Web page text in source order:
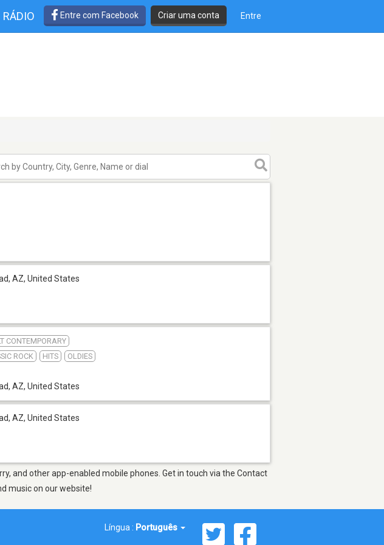
RÁDIO Entre com Facebook Criar uma conta Entre
AZ, United States
CONTEMPORARY
ROCK
HITS
OLDIES
AZ, United States
AZ, United States
and other app-enabled mobile phones. Get in touch via the Contact
music on our website!
Língua : Português